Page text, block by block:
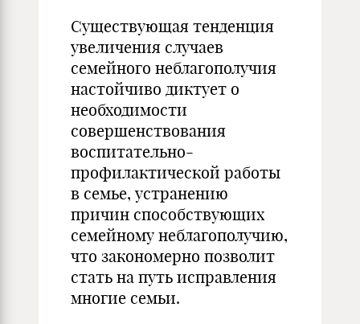
Существующая тенденция
увеличения случаев
семейного неблагополучия
настойчиво диктует о
необходимости
совершенствования
воспитательно-
профилактической работы
в семье, устранению
причин способствующих
семейному неблагополучию,
что закономерно позволит
стать на путь исправления
многие семьи.